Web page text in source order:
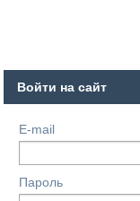
Войти на сайт
E-mail
Пароль